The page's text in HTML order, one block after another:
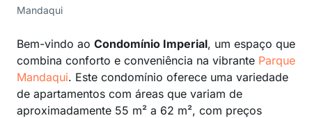
Mandaqui
Bem-vindo ao Condomínio Imperial, um espaço que
combina conforto e conveniência na vibrante Parque
Mandaqui. Este condomínio oferece uma variedade
de apartamentos com áreas que variam de
aproximadamente 55 m² a 62 m², com preços